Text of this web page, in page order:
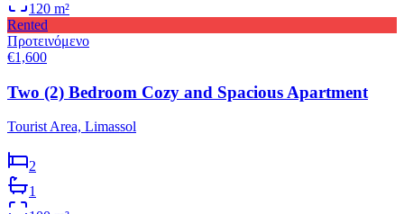
120 m²
Rented
Προτεινόμενο
€1,600
Two (2) Bedroom Cozy and Spacious Apartment
Tourist Area, Limassol
2
1